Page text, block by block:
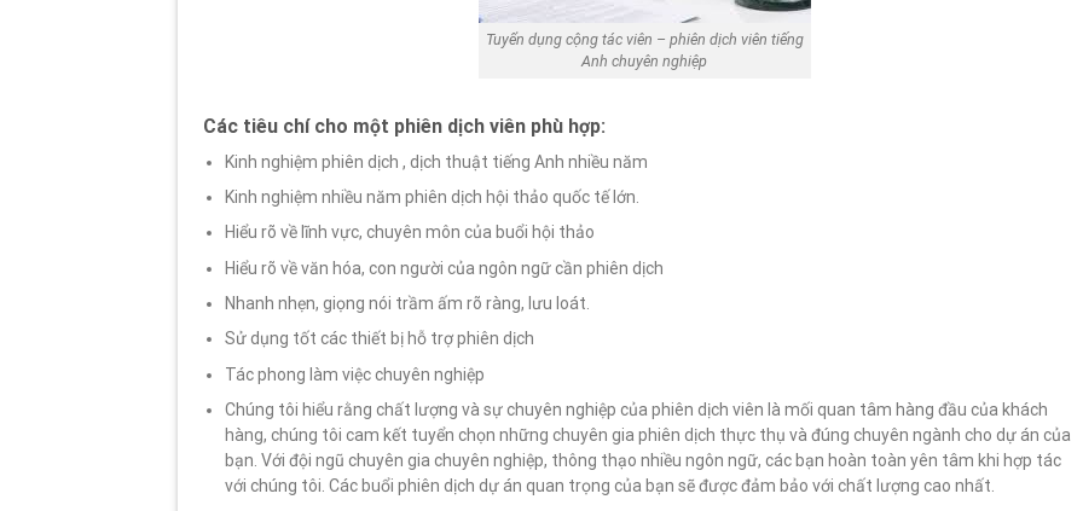
Tuyển dụng cộng tác viên – phiên dịch viên tiếng
Anh chuyên nghiệp
Các tiêu chí cho một phiên dịch viên phù hợp:
Kinh nghiệm phiên dịch , dịch thuật tiếng Anh nhiều năm
Kinh nghiệm nhiều năm phiên dịch hội thảo quốc tế lớn.
Hiểu rõ về lĩnh vực, chuyên môn của buổi hội thảo
Hiểu rõ về văn hóa, con người của ngôn ngữ cần phiên dịch
Nhanh nhẹn, giọng nói trầm ấm rõ ràng, lưu loát.
Sử dụng tốt các thiết bị hỗ trợ phiên dịch
Tác phong làm việc chuyên nghiệp
Chúng tôi hiểu rằng chất lượng và sự chuyên nghiệp của phiên dịch viên là mối quan tâm hàng đầu của khách
hàng, chúng tôi cam kết tuyển chọn những chuyên gia phiên dịch thực thụ và đúng chuyên ngành cho dự án của
bạn. Với đội ngũ chuyên gia chuyên nghiệp, thông thạo nhiều ngôn ngữ, các bạn hoàn toàn yên tâm khi hợp tác
với chúng tôi. Các buổi phiên dịch dự án quan trọng của bạn sẽ được đảm bảo với chất lượng cao nhất.